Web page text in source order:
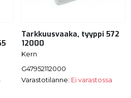
Tarkkuusvaaka, tyyppi 572
12000
Kern
G47952112000
Varastotilanne: Ei varastossa